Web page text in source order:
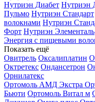
Нутриэн Диабет Нутриэн
Пульмо Нутриэн Стандарт
волокнами Нутриэн
Форт Нутриэн Элементаль
Энергия с пищевыми
Показать ещё
Овитрель Оксалиплатин
Октретекс Ондансетрон
Орнилатекс
Ортомоль АМД Экстра
Бьюти Ортомоль Витал м